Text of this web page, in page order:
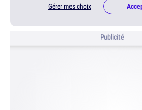
Gérer mes choix
Publicité